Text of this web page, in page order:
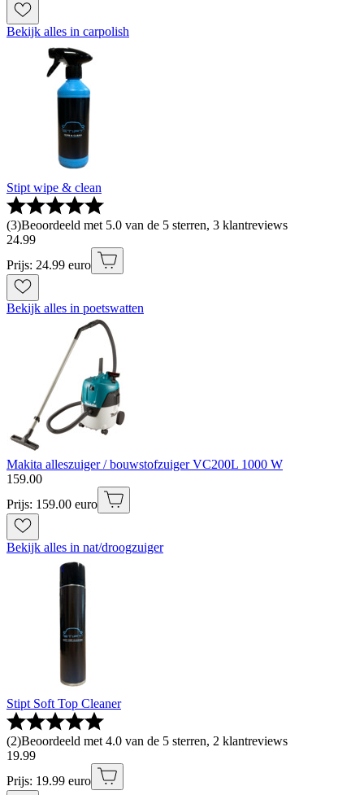
Bekijk alles in carpolish
Stipt wipe & clean
(3)Beoordeeld met 5.0 van de 5 sterren, 3 klantreviews
24.99
Prijs: 24.99 euro
Bekijk alles in poetswatten
Makita alleszuiger / bouwstofzuiger VC200L 1000 W
159.00
Prijs: 159.00 euro
Bekijk alles in nat/droogzuiger
Stipt Soft Top Cleaner
(2)Beoordeeld met 4.0 van de 5 sterren, 2 klantreviews
19.99
Prijs: 19.99 euro